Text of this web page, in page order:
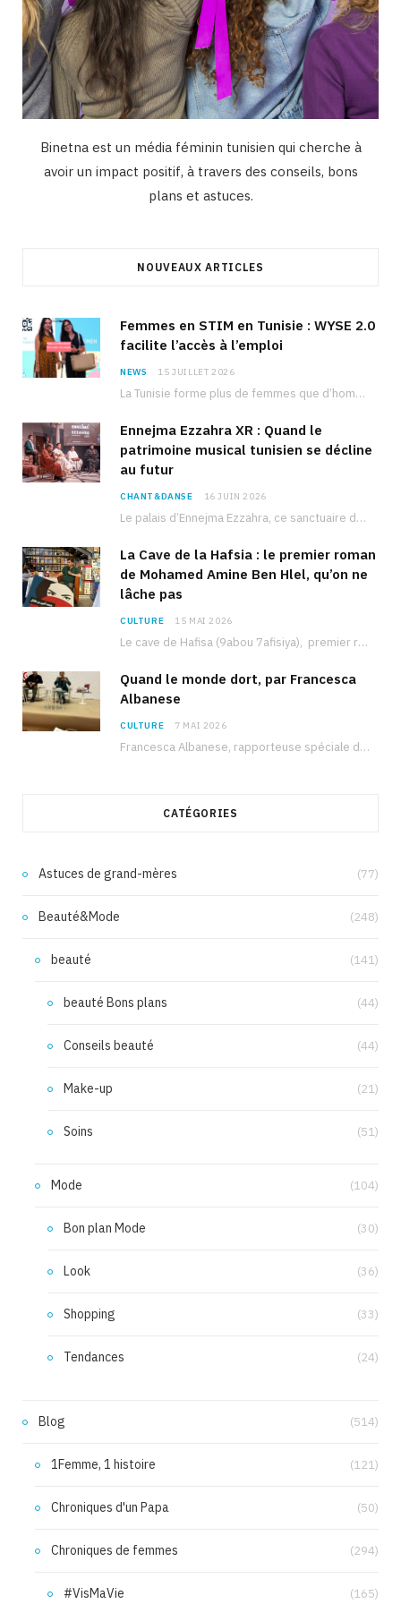
Binetna est un média féminin tunisien qui cherche à
avoir un impact positif, à travers des conseils, bons
plans et astuces.
NOUVEAUX ARTICLES
Femmes en STIM en Tunisie : WYSE 2.0
facilite l’accès à l’emploi
NEWS 15 JUILLET 2026
La Tunisie forme plus de femmes que d’hommes dans les filières scientifiques. Pourtant, pour beaucoup…
Ennejma Ezzahra XR : Quand le
patrimoine musical tunisien se décline
au futur
CHANT&DANSE 16 JUIN 2026
Le palais d’Ennejma Ezzahra, ce sanctuaire de la musique tunisienne et méditerranéenne construit par le…
La Cave de la Hafsia : le premier roman
de Mohamed Amine Ben Hlel, qu’on ne
lâche pas
CULTURE 15 MAI 2026
Le cave de Hafisa (9abou 7afisiya), premier roman du journaliste tunisien Mohamed Amine Ben Hlel,…
Quand le monde dort, par Francesca
Albanese
CULTURE 7 MAI 2026
Francesca Albanese, rapporteuse spéciale de l’ONU sur les territoires palestiniens occupés, était à Tunis pour…
CATÉGORIES
Astuces de grand-mères (77)
Beauté&Mode (248)
beauté (141)
beauté Bons plans (44)
Conseils beauté (44)
Make-up (21)
Soins (51)
Mode (104)
Bon plan Mode (30)
Look (36)
Shopping (33)
Tendances (24)
Blog (514)
1Femme, 1 histoire (121)
Chroniques d'un Papa (50)
Chroniques de femmes (294)
#VisMaVie (165)